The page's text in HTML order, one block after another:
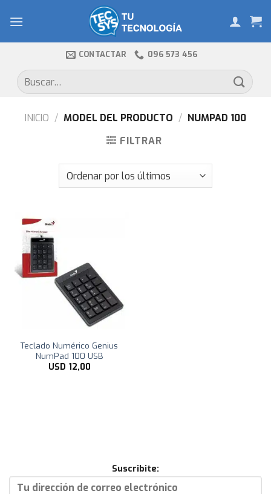
CONTACTAR 096 573 456
Buscar
por:
INICIO / MODEL DEL PRODUCTO / NUMPAD 100
FILTRAR
Teclado Numérico Genius
NumPad 100 USB
USD 12,00
Suscribite: